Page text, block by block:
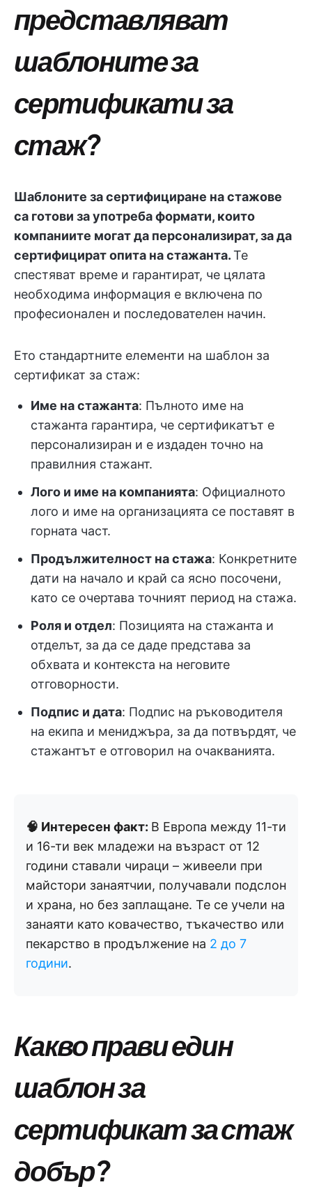
представляват
шаблоните за
сертификати за
стаж?
Шаблоните за сертифициране на стажове
са готови за употреба формати, които
компаниите могат да персонализират, за да
сертифицират опита на стажанта.Те
спестяват време и гарантират, че цялата
необходима информация е включена по
професионален и последователен начин.
Ето стандартните елементи на шаблон за
сертификат за стаж:
Име на стажанта: Пълното име на
стажанта гарантира, че сертификатът е
персонализиран и е издаден точно на
правилния стажант.
Лого и име на компанията: Официалното
лого и име на организацията се поставят в
горната част.
Продължителност на стажа: Конкретните
дати на начало и край са ясно посочени,
като се очертава точният период на стажа.
Роля и отдел: Позицията на стажанта и
отделът, за да се даде представа за
обхвата и контекста на неговите
отговорности.
Подпис и дата: Подпис на ръководителя
на екипа и мениджъра, за да потвърдят, че
стажантът е отговорил на очакванията.
🧠 Интересен факт: В Европа между 11-ти
и 16-ти век младежи на възраст от 12
години ставали чираци – живеели при
майстори занаятчии, получавали подслон
и храна, но без заплащане. Те се учели на
занаяти като ковачество, тъкачество или
пекарство в продължение на 2 до 7
години.
Какво прави един
шаблон за
сертификат за стаж
добър?